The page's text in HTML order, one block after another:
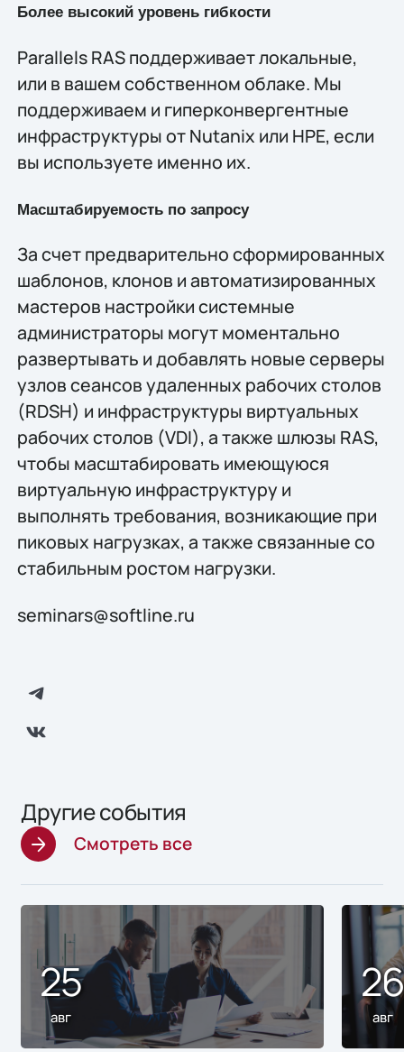
Более высокий уровень гибкости
Parallels RAS поддерживает локальные,
или в вашем собственном облаке. Мы
поддерживаем и гиперконвергентные
инфраструктуры от Nutanix или HPE, если
вы используете именно их.
Масштабируемость по запросу
За счет предварительно сформированных
шаблонов, клонов и автоматизированных
мастеров настройки системные
администраторы могут моментально
развертывать и добавлять новые серверы
узлов сеансов удаленных рабочих столов
(RDSH) и инфраструктуры виртуальных
рабочих столов (VDI), а также шлюзы RAS,
чтобы масштабировать имеющуюся
виртуальную инфраструктуру и
выполнять требования, возникающие при
пиковых нагрузках, а также связанные со
стабильным ростом нагрузки.
seminars@softline.ru
Другие события
Смотреть все
25
авг авг